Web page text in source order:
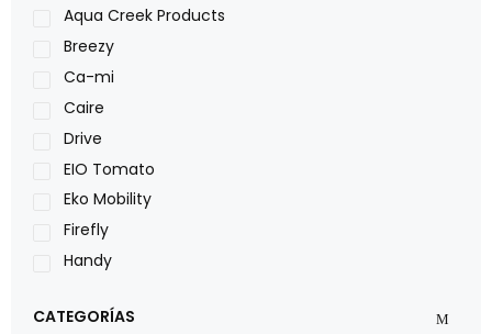
Aqua Creek Products
Breezy
Ca-mi
Caire
Drive
EIO Tomato
Eko Mobility
Firefly
Handy
Leggero
CATEGORÍAS